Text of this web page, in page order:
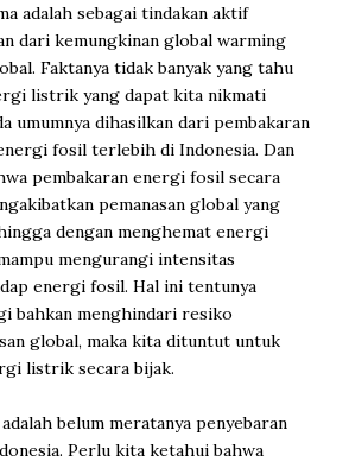
adalah sebagai tindakan aktif
dari kemungkinan global warming
Faktanya tidak banyak yang tahu
listrik yang dapat kita nikmati
umumnya dihasilkan dari pembakaran
fosil terlebih di Indonesia. Dan
pembakaran energi fosil secara
pemanasan global yang
dengan menghemat energi
mengurangi intensitas
energi fosil. Hal ini tentunya
bahkan menghindari resiko
global, maka kita dituntut untuk
listrik secara bijak.
belum meratanya penyebaran
Perlu kita ketahui bahwa